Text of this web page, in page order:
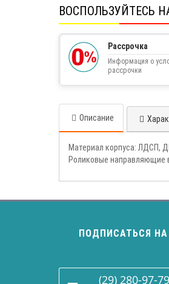
ВОСПОЛЬЗУЙТЕСЬ
Рассрочка
Информация о
рассрочки
Описание
Материал корпуса: ЛДСП,
Роликовые направляющие
ПОДПИСАТЬСЯ
(29) 280-97-